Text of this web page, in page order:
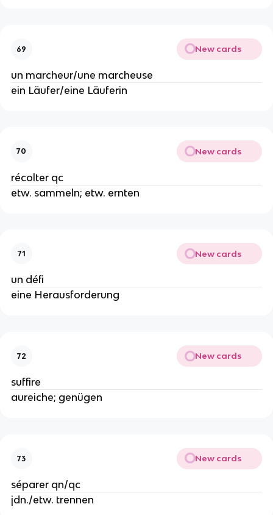
69 New cards
un marcheur/une marcheuse
ein Läufer/eine Läuferin
70 New cards
récolter qc
etw. sammeln; etw. ernten
71 New cards
un défi
eine Herausforderung
72 New cards
suffire
aureiche; genügen
73 New cards
séparer qn/qc
jdn./etw. trennen